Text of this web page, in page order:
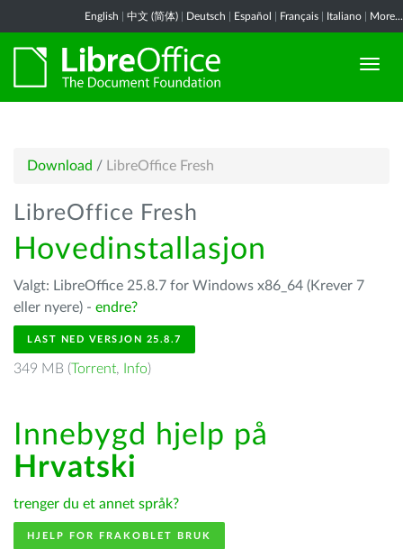
English 中文 (简体) Deutsch Español Français Italiano More...
Download / LibreOffice Fresh
LibreOffice Fresh
Hovedinstallasjon
Valgt: LibreOffice 25.8.7 for Windows x86_64 (Krever 7
eller nyere) - endre?
LAST NED VERSJON 25.8.7
349 MB (Torrent, Info)
Innebygd hjelp på
Hrvatski
trenger du et annet språk?
HJELP FOR FRAKOBLET BRUK